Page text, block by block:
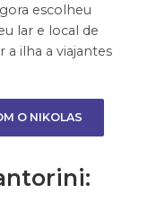
escolheu
lar e local de
ilha a viajantes
O NIKOLAS